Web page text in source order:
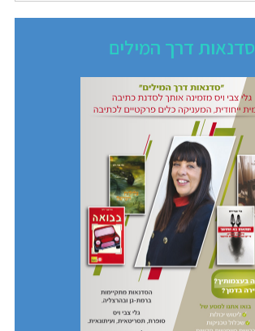
סדנאות דרך המילים